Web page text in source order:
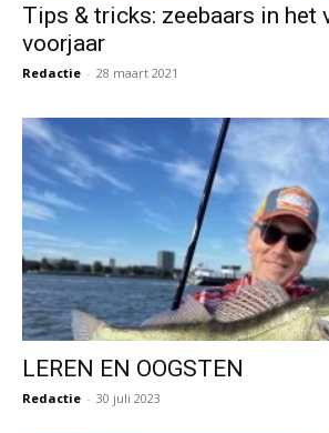
Tips & tricks: zeebaars in het
voorjaar
Redactie - 28 maart 2021
LEREN EN OOGSTEN
Redactie - 30 juli 2023